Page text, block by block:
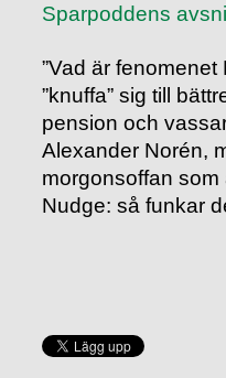
Sparpoddens
”Vad är
”knuffa” sig till
pension och
Alexander Norén,
morgonsoffan
Nudge: så funkar